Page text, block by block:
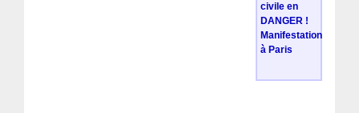
civile en
DANGER !
Manifestation
à Paris